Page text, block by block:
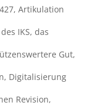
, Artikulation
IKS, das
Gut,
, Digitalisierung
Revision,